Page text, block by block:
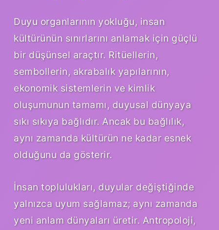
Duyu organlarının yokluğu, insan
kültürünün sınırlarını anlamak için güçlü
bir düşünsel araçtır. Ritüellerin,
sembollerin, akrabalık yapılarının,
ekonomik sistemlerin ve kimlik
oluşumunun tamamı, duyusal dünyaya
sıkı sıkıya bağlıdır. Ancak bu bağlılık,
aynı zamanda kültürün ne kadar esnek
olduğunu da gösterir.
İnsan toplulukları, duyular değiştiğinde
yalnızca uyum sağlamaz; aynı zamanda
yeni anlam dünyaları üretir. Antropoloji,